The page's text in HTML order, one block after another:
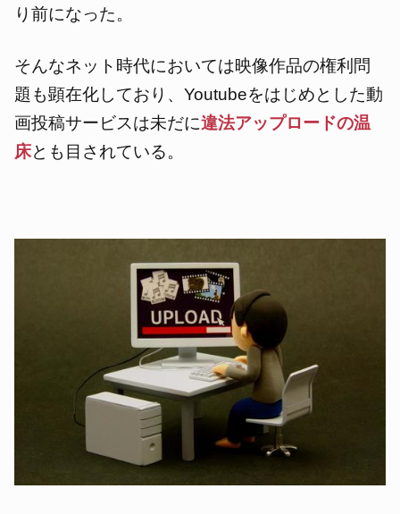
り前になった。
そんなネット時代においては映像作品の権利問
題も顕在化しており、Youtubeをはじめとした動
画投稿サービスは未だに違法アップロードの温
床とも目されている。